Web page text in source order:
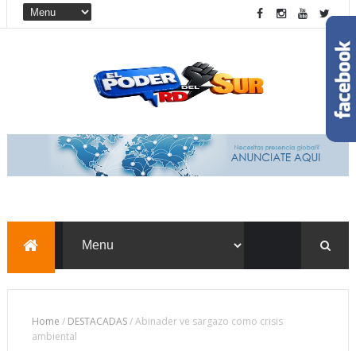
Home / DESTACADAS/Abinader ve sargazo como crisis
ambiental